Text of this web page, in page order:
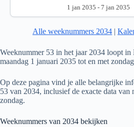
1 jan 2035 - 7 jan 2035
Alle weeknummers 2034 |
Weeknummer 53 in het jaar 2034 loopt in
maandag 1 januari 2035 tot en met
Op deze pagina vind je alle belangrijke
53 van 2034, inclusief de exacte data van
zondag.
Weeknummers van 2034 bekijken